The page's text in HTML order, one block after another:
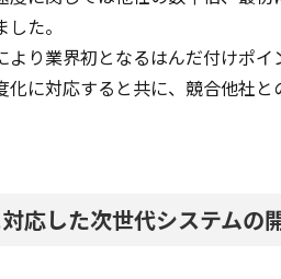
た。
より業界初となるはんだ付けポ
化に対応すると共に、競合他社
応した次世代システムの